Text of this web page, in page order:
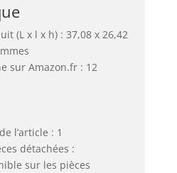
(L x l x h) : 37,08 x 26,42
sur Amazon.fr : 12
l’article : 1
détachées :
sur les pièces